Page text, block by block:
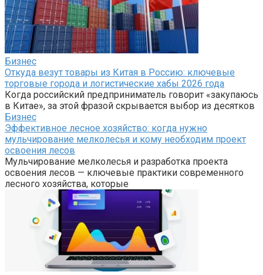
Бизнес
Откуда везут товары из Китая в Россию: ключевые
торговые города и логистические хабы 2026 года
Когда российский предприниматель говорит «закупаюсь
в Китае», за этой фразой скрывается выбор из десятков
Бизнес
Эффективное лесное хозяйство: когда нужно
мульчирование мелколесья и кому необходим проект
освоения лесов
Мульчирование мелколесья и разработка проекта
освоения лесов — ключевые практики современного
лесного хозяйства, которые